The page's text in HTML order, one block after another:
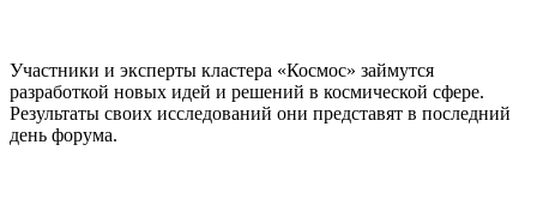
Участники и эксперты кластера «Космос» займутся
разработкой новых идей и решений в космической сфере.
Результаты своих исследований они представят в последний
день форума.